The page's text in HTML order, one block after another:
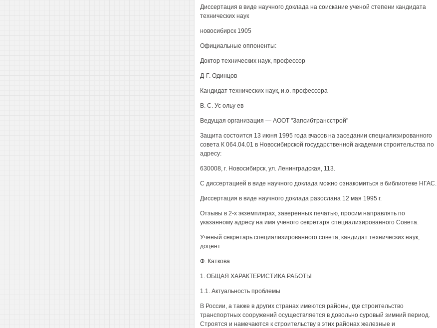
Диссертация в виде научного доклада на соискание ученой степени кандидата
технических наук
новосибирск 1905
Официальные оппоненты:
Доктор технических наук, профессор
Д-Г. Одинцов
Кандидат технических наук, и.о. профессора
В. С. Ус ольу ев
Ведущая организация — АООТ "Запсибтрансстрой"
Защита состоится 13 июня 1995 года вчасов на заседании специализированного
совета К 064.04.01 в Новосибирской государственной академии строительства по
адресу:
630008, г. Новосибирск, ул. Ленинградская, 113.
С диссертацией в виде научного доклада можно ознакомиться в библиотеке НГАС.
Диссертация в виде научного доклада разослана 12 мая 1995 г.
Отзывы в 2-х экземплярах, заверенных печатью, просим направлять по
указанному адресу на имя ученого секретаря специализированного Совета.
Ученый секретарь специализированного совета, кандидат технических наук,
доцент
Ф. Каткова
1. ОБЩАЯ ХАРАКТЕРИСТИКА РАБОТЫ
1.1. Актуальность проблемы
В России, а также в других странах имеются районы, где строительство
транспортных сооружений осуществляется в довольно суровый зимний период.
Строятся и намечаются к строительству в этих районах железные и